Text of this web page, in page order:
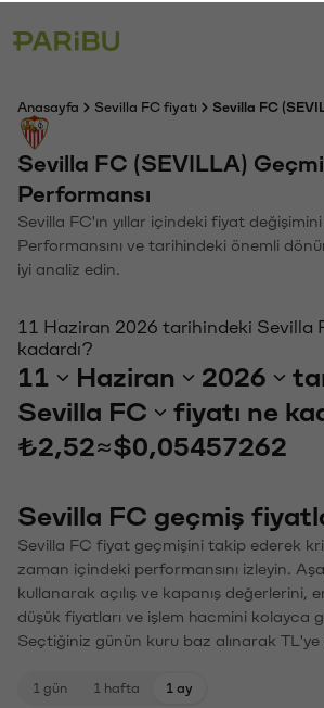
Anasayfa Sevilla FC fiyatı Sevilla FC
Sevilla FC (SEVILLA)
Performansı
Sevilla FC'ın yıllar içindeki fiyat değişimini
Performansını ve tarihindeki önemli
iyi analiz edin.
11 Haziran 2026 tarihindeki Sevilla
kadardı?
11 Haziran 2026
Sevilla FC
fiyatı ne
₺2,52≈$0,05457262
Sevilla FC geçmiş
Sevilla FC fiyat geçmişini takip ederek
zaman içindeki performansını izleyin.
kullanarak açılış ve kapanış değerlerini,
düşük fiyatları ve işlem hacmini kolayca
Seçtiğiniz günün kuru baz alınarak TL'ye
1 gün 1 hafta 1 ay